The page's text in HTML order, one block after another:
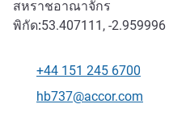
สหราชอาณาจักร
พิกัด:53.407111, -2.959996
โทรศัพท์
+44 151 245 6700
อีเมลติดต่อ
hb737@accor.com